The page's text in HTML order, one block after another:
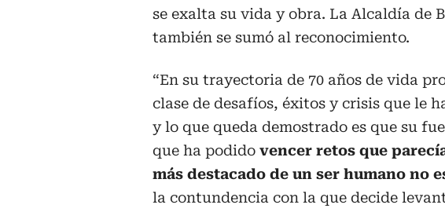
se exalta su vida y obra. La Alcaldía de
también se sumó al reconocimiento.
“En su trayectoria de 70 años de vida
clase de desafíos, éxitos y crisis que le
y lo que queda demostrado es que su
que ha podido vencer retos que
más destacado de un ser humano no
la contundencia con la que decide